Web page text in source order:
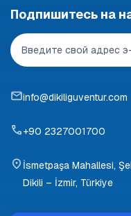
Подпишитесь на
info@dikiliguventur.com
+90 2327001700
İsmetpaşa Mahallesi,
Dikili – İzmir, Türkiye